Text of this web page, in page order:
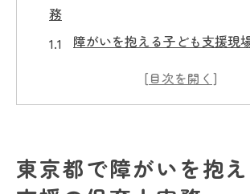
務
障がいを抱える子ども支援現
放課後等デイサービスでの障
りがい
東京都で障がいを抱